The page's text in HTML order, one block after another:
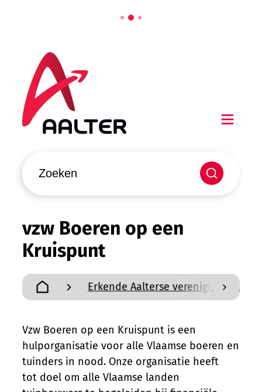
Aalter
Zoeken
vzw Boeren op een
Kruispunt
scroll
Startpagina
Erkende Aalterse verenigingen en
Vzw Boeren op een Kruispunt is een
hulporganisatie voor alle Vlaamse boeren en
tuinders in nood. Onze organisatie heeft
tot doel om alle Vlaamse landen